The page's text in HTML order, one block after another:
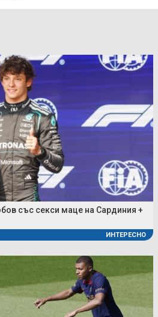
със секси маце на Сардиния +
ИНТЕРЕСНО